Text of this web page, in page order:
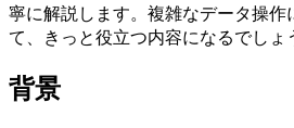
寧に解説します。複雑なデータ操作
て、きっと役立つ内容になるでしょ
背景